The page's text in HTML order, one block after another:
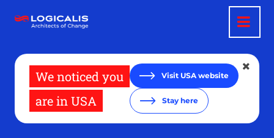
contenido
We noticed you
are in USA
Visit USA website
Stay here